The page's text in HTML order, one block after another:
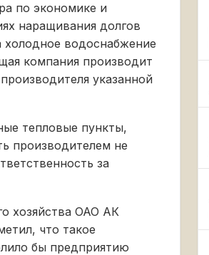
по экономике и
наращивания долгов
водоснабжение
компания производит
указанной
тепловые пункты,
производителем не
за
хозяйства ОАО АК
что такое
бы предприятию